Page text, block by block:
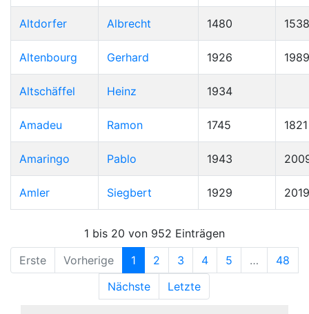
Altdorfer Albrecht 1480 1538
Altenbourg Gerhard 1926 1989
Altschäffel Heinz 1934
Amadeu Ramon 1745 1821
Amaringo Pablo 1943
Amler Siegbert 1929 2019
1 bis 20 von 952 Einträgen
Erste
Vorherige 1 2 3 4 5 …
48
Nächste
Letzte